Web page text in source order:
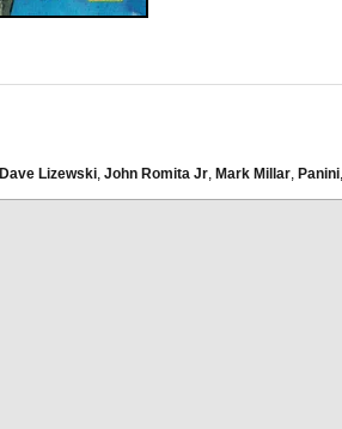
Dave Lizewski, John Romita Jr, Mark Millar, Panini